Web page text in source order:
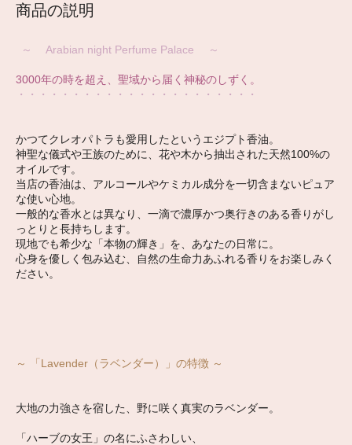
商品の説明
～ Arabian night Perfume Palace ～
3000年の時を超え、聖域から届く神秘のしずく。
・・・・・・・・・・・・・・・・・・・・・・
かつてクレオパトラも愛用したというエジプト香油。
神聖な儀式や王族のために、花や木から抽出された天然100%の
オイルです。
当店の香油は、アルコールやケミカル成分を一切含まないピュア
な使い心地。
一般的な香水とは異なり、一滴で濃厚かつ奥行きのある香りがし
っとりと長持ちします。
現地でも希少な「本物の輝き」を、あなたの日常に。
心身を優しく包み込む、自然の生命力あふれる香りをお楽しみく
ださい。
～ 「Lavender（ラベンダー）」の特徴 ～
大地の力強さを宿した、野に咲く真実のラベンダー。
「ハーブの女王」の名にふさわしい、